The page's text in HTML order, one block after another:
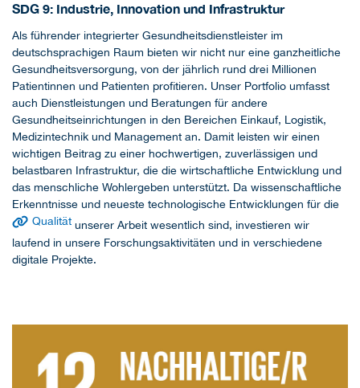
SDG 9: Industrie, Innovation und Infrastruktur
Als führender integrierter Gesundheitsdienstleister im
deutschsprachigen Raum bieten wir nicht nur eine ganzheitliche
Gesundheitsversorgung, von der jährlich rund drei Millionen
Patientinnen und Patienten profitieren. Unser Portfolio umfasst
auch Dienstleistungen und Beratungen für andere
Gesundheitseinrichtungen in den Bereichen Einkauf, Logistik,
Medizintechnik und Management an. Damit leisten wir einen
wichtigen Beitrag zu einer hochwertigen, zuverlässigen und
belastbaren Infrastruktur, die die wirtschaftliche Entwicklung und
das menschliche Wohlergeben unterstützt. Da wissenschaftliche
Erkenntnisse und neueste technologische Entwicklungen für die
Qualität unserer Arbeit wesentlich sind, investieren wir
laufend in unsere Forschungsaktivitäten und in verschiedene
digitale Projekte.